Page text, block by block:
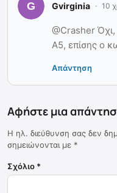
Gvirginia 10
@Crasher
Α5, επίσης ο
Απάντηση
Αφήστε μια
Η ηλ. διεύθυνση σας δεν
σημειώνονται με *
Σχόλιο *